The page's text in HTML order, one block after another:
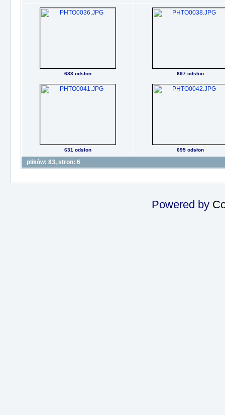
683 odsłon 697 odsłon
631 odsłon 695 odsłon
plików: 83, stron: 6
Powered by